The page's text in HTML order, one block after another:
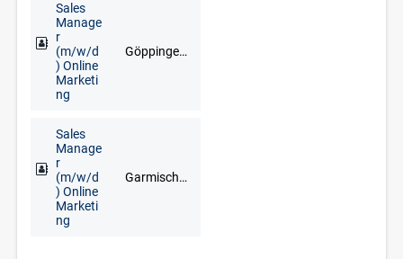
Sales
Manage
r
(m/w/d
) Online
Marketi
ng
Göppingen, Heilbronn, Rottweil, Schwäbisch Hall, Stuttgart, Ulm, Villingen-Schwenningen
Sales
Manage
r
(m/w/d
) Online
Marketi
ng
Garmisch-Partenkirchen, München, Starnberg, Weilheim in Oberbayern